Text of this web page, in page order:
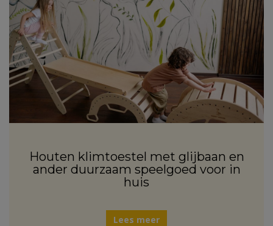
Houten klimtoestel met glijbaan en
ander duurzaam speelgoed voor in
huis
Lees meer